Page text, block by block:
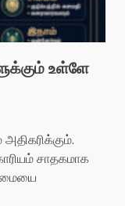
உள்ளே
சாதகமாக